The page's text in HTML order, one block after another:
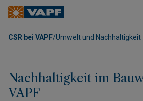
CSR bei VAPF/Umwelt und Nachhaltigkeit
Nachhaltigkeit im
VAPF